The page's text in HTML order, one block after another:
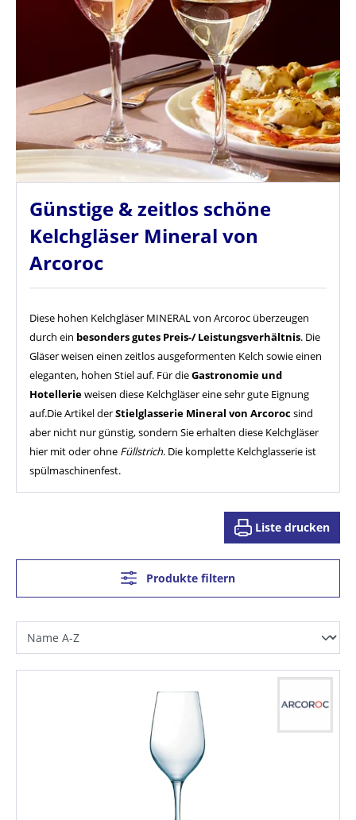
Günstige & zeitlos schöne
Kelchgläser Mineral von
Arcoroc
Diese hohen Kelchgläser MINERAL von Arcoroc überzeugen
durch ein besondersgutes Preis-/ Leistungsverhältnis. Die
Gläser weisen einen zeitlos ausgeformenten Kelch sowie einen
eleganten, hohen Stiel auf. Für dieGastronomie und
Hotellerieweisen diese Kelchgläser eine sehr gute Eignung
auf.Die Artikel derStielglasserie Mineral von Arcorocsind
aber nicht nur günstig, sondern Sie erhalten diese Kelchgläser
hier mit oder ohne Füllstrich. Die komplette Kelchglasserie ist
spülmaschinenfest.
Liste drucken
Produkte filtern